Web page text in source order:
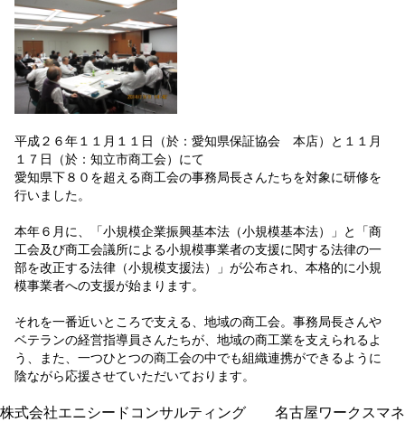
平成２６年１１月１１日（於：愛知県保証協会 本店）と１１月
１７日（於：知立市商工会）にて
愛知県下８０を超える商工会の事務局長さんたちを対象に研修を
行いました。
本年６月に、「小規模企業振興基本法（小規模基本法）」と「商
工会及び商工会議所による小規模事業者の支援に関する法律の一
部を改正する法律（小規模支援法）」が公布され、本格的に小規
模事業者への支援が始まります。
それを一番近いところで支える、地域の商工会。事務局長さんや
ベテランの経営指導員さんたちが、地域の商工業を支えられるよ
う、また、一つひとつの商工会の中でも組織連携ができるように
陰ながら応援させていただいております。
株式会社エニシードコンサルティング 名古屋ワークスマネ